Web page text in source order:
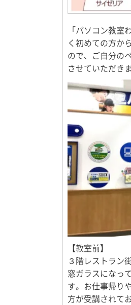
「パソコン教
く初めての方か
ので、ご自分の
させていただきま
【教室前】
３階レストラン
窓ガラスになっ
す。お仕事帰り
方が受講されて